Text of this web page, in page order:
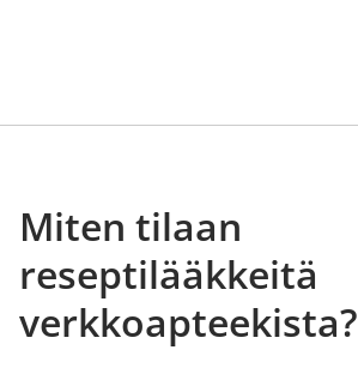
Miten tilaan
reseptilääkkeitä
verkkoapteekista?